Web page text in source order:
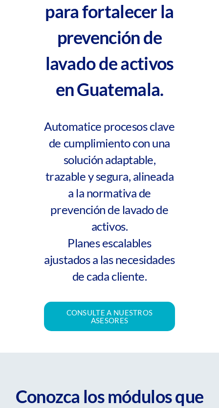
para fortalecer la
prevención de
lavado de activos
en Guatemala.
Automatice procesos clave
de cumplimiento con una
solución adaptable,
trazable y segura, alineada
a la normativa de
prevención de lavado de
activos.
Planes escalables
ajustados a las necesidades
de cada cliente.
CONSULTE A NUESTROS
ASESORES
Conozca los módulos que